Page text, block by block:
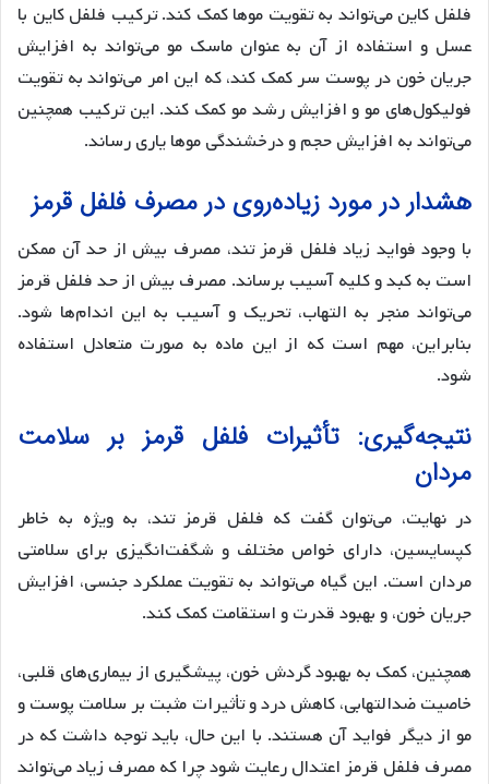
فلفل کاین می‌تواند به تقویت موها کمک کند. ترکیب فلفل کاین با
عسل و استفاده از آن به عنوان ماسک مو می‌تواند به افزایش
جریان خون در پوست سر کمک کند، که این امر می‌تواند به تقویت
فولیکول‌های مو و افزایش رشد مو کمک کند. این ترکیب همچنین
می‌تواند به افزایش حجم و درخشندگی موها یاری رساند.
هشدار در مورد زیاده‌روی در مصرف فلفل قرمز
با وجود فواید زیاد فلفل قرمز تند، مصرف بیش از حد آن ممکن
است به کبد و کلیه آسیب برساند. مصرف بیش از حد فلفل قرمز
می‌تواند منجر به التهاب، تحریک و آسیب به این اندام‌ها شود.
بنابراین، مهم است که از این ماده به صورت متعادل استفاده
شود.
نتیجه‌گیری: تأثیرات فلفل قرمز بر سلامت
مردان
در نهایت، می‌توان گفت که فلفل قرمز تند، به ویژه به خاطر
کپسایسین، دارای خواص مختلف و شگفت‌انگیزی برای سلامتی
مردان است. این گیاه می‌تواند به تقویت عملکرد جنسی، افزایش
جریان خون، و بهبود قدرت و استقامت کمک کند.
همچنین، کمک به بهبود گردش خون، پیشگیری از بیماری‌های قلبی،
خاصیت ضدالتهابی، کاهش درد و تأثیرات مثبت بر سلامت پوست و
مو از دیگر فواید آن هستند. با این حال، باید توجه داشت که در
مصرف فلفل قرمز اعتدال رعایت شود چرا که مصرف زیاد می‌تواند